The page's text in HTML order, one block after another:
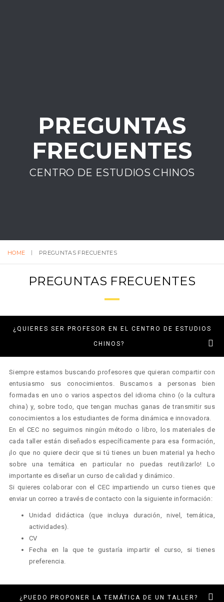
PREGUNTAS
FRECUENTES
CENTRO DE ESTUDIOS CHINOS
HOME PREGUNTAS FRECUENTES
PREGUNTAS FRECUENTES
¿QUIERES SER PROFESOR EN EL CENTRO DE ESTUDIOS
CHINOS?
Siempre estamos buscando profesores que quieran compartir con
entusiasmo sus conocimientos. Buscamos a personas bien
formadas en uno o varios aspectos del idioma chino (o la cultura
china) y, sobre todo, que tengan muchas ganas de transmitir sus
conocimientos a los estudiantes de forma dinámica e innovadora.
En el CEC no seguimos ningún método o libro, los materiales de
cada taller están diseñados específicamente para esa formación,
¡lo que no quiere decir que si tú tienes un buen material ya hecho
sobre una temática en particular no puedas reutilizarlo! Lo
importante es diseñar un curso de calidad y dinámico.
Si quieres colaborar con el CEC impartiendo un curso tienes que
enviar un correo a través de contacto con la siguiente información:
Unidad didáctica (que incluya duración, nivel, temática,
actividades).
CV
Fecha en la que te gustaría impartir el curso, si tienes
preferencia.
¿PUEDO PROPONER LA TEMÁTICA DE UN TALLER?